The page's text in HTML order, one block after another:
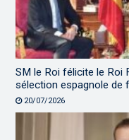
SM le Roi félicite le Roi
sélection espagnole de
20/07/2026